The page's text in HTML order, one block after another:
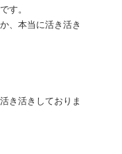
す。
、本当に活き活き
き活きしておりま